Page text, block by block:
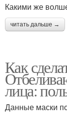
Какими же
читать дальше →
Как
лица:
Данные маски